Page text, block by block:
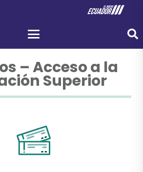
– Acceso a la
Superior
toda la
Información